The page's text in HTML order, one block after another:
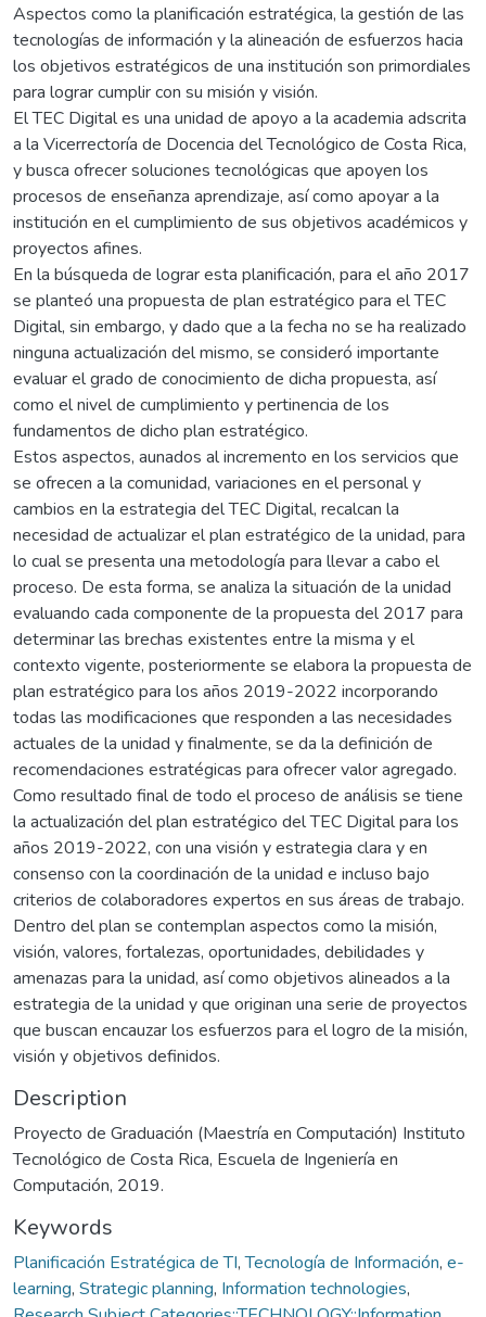
Aspectos como la planificación estratégica, la gestión de las
tecnologías de información y la alineación de esfuerzos hacia
los objetivos estratégicos de una institución son primordiales
para lograr cumplir con su misión y visión.
El TEC Digital es una unidad de apoyo a la academia adscrita
a la Vicerrectoría de Docencia del Tecnológico de Costa Rica,
y busca ofrecer soluciones tecnológicas que apoyen los
procesos de enseñanza aprendizaje, así como apoyar a la
institución en el cumplimiento de sus objetivos académicos y
proyectos afines.
En la búsqueda de lograr esta planificación, para el año 2017
se planteó una propuesta de plan estratégico para el TEC
Digital, sin embargo, y dado que a la fecha no se ha realizado
ninguna actualización del mismo, se consideró importante
evaluar el grado de conocimiento de dicha propuesta, así
como el nivel de cumplimiento y pertinencia de los
fundamentos de dicho plan estratégico.
Estos aspectos, aunados al incremento en los servicios que
se ofrecen a la comunidad, variaciones en el personal y
cambios en la estrategia del TEC Digital, recalcan la
necesidad de actualizar el plan estratégico de la unidad, para
lo cual se presenta una metodología para llevar a cabo el
proceso. De esta forma, se analiza la situación de la unidad
evaluando cada componente de la propuesta del 2017 para
determinar las brechas existentes entre la misma y el
contexto vigente, posteriormente se elabora la propuesta de
plan estratégico para los años 2019-2022 incorporando
todas las modificaciones que responden a las necesidades
actuales de la unidad y finalmente, se da la definición de
recomendaciones estratégicas para ofrecer valor agregado.
Como resultado final de todo el proceso de análisis se tiene
la actualización del plan estratégico del TEC Digital para los
años 2019-2022, con una visión y estrategia clara y en
consenso con la coordinación de la unidad e incluso bajo
criterios de colaboradores expertos en sus áreas de trabajo.
Dentro del plan se contemplan aspectos como la misión,
visión, valores, fortalezas, oportunidades, debilidades y
amenazas para la unidad, así como objetivos alineados a la
estrategia de la unidad y que originan una serie de proyectos
que buscan encauzar los esfuerzos para el logro de la misión,
visión y objetivos definidos.
Description
Proyecto de Graduación (Maestría en Computación) Instituto
Tecnológico de Costa Rica, Escuela de Ingeniería en
Computación, 2019.
Keywords
Planificación Estratégica de TI,Tecnología de Información, e-
learning, Strategic planning, Information technologies,